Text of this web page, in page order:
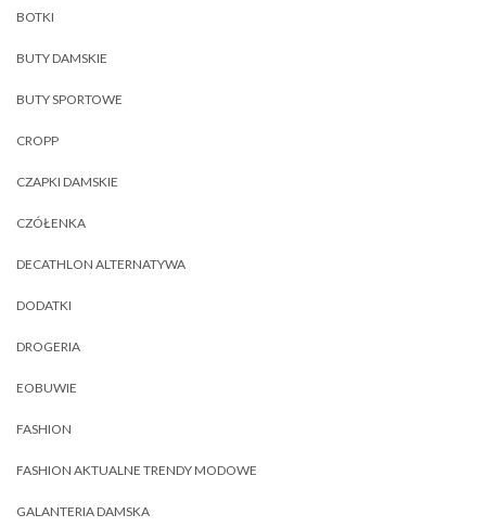
BOTKI
BUTY DAMSKIE
BUTY SPORTOWE
CROPP
CZAPKI DAMSKIE
CZÓŁENKA
DECATHLON ALTERNATYWA
DODATKI
DROGERIA
EOBUWIE
FASHION
FASHION AKTUALNE TRENDY MODOWE
GALANTERIA DAMSKA